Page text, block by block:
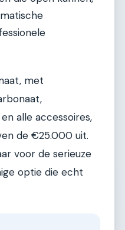
met
alle accessoires,
de €25.000 uit.
voor de serieuze
optie die echt